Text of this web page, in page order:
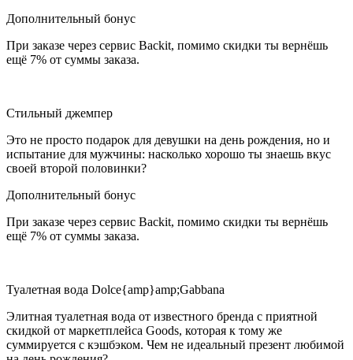
Дополнительный бонус
При заказе через сервис Backit, помимо скидки ты вернёшь
ещё 7% от суммы заказа.
Стильный джемпер
Это не просто подарок для девушки на день рождения, но и
испытание для мужчины: насколько хорошо ты знаешь вкус
своей второй половинки?
Дополнительный бонус
При заказе через сервис Backit, помимо скидки ты вернёшь
ещё 7% от суммы заказа.
Туалетная вода Dolce{amp}amp;Gabbana
Элитная туалетная вода от известного бренда с приятной
скидкой от маркетплейса Goods, которая к тому же
суммируется с кэшбэком. Чем не идеальный презент любимой